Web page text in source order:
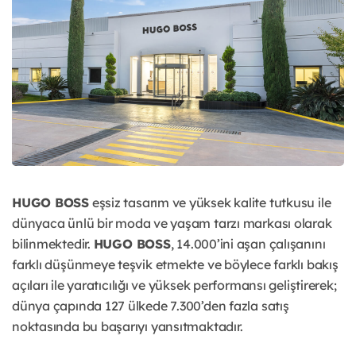
HUGO BOSSeşsiz tasarım ve yüksek kalite tutkusu ile
dünyaca ünlü bir moda ve yaşam tarzı markası olarak
bilinmektedir. HUGO BOSS, 14.000’ini aşan çalışanını
farklı düşünmeye teşvik etmekte ve böylece farklı bakış
açıları ile yaratıcılığı ve yüksek performansı geliştirerek;
dünya çapında 127 ülkede 7.300’den fazla satış
noktasında bu başarıyı yansıtmaktadır.